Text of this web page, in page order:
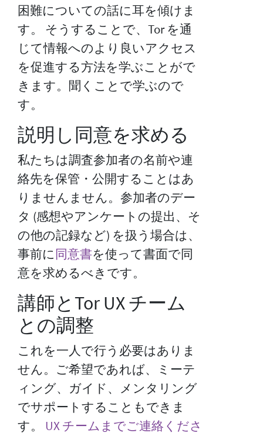
困難についての話に耳を傾けま
す。 そうすることで、Tor を通
じて情報へのより良いアクセス
を促進する方法を学ぶことがで
きます。聞くことで学ぶので
す。
説明し同意を求める
私たちは調査参加者の名前や連
絡先を保管・公開することはあ
りませんません。参加者のデー
タ (感想やアンケートの提出、そ
の他の記録など) を扱う場合は、
事前に同意書を使って書面で同
意を求めるべきです。
講師とTor UX チーム
との調整
これを一人で行う必要はありま
せん。ご希望であれば、ミーテ
ィング、ガイド、メンタリング
でサポートすることもできま
す。 UX チームまでご連絡くださ